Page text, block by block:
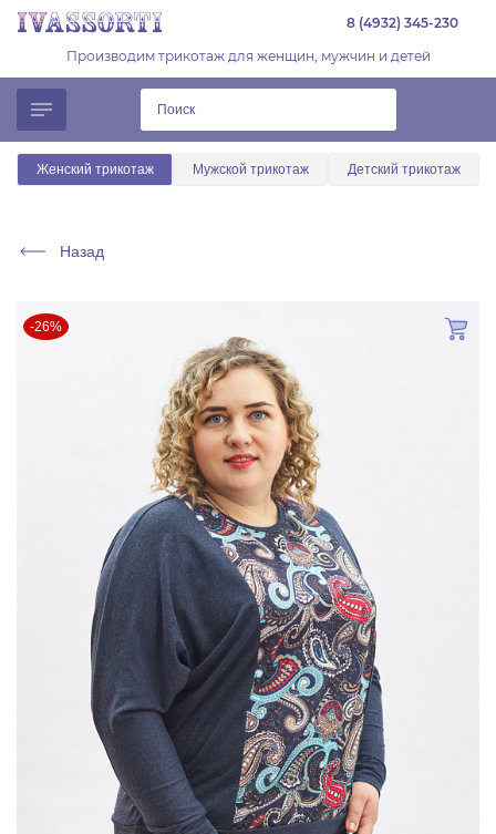
8 (4932) 345-230
Производим трикотаж для женщин, мужчин и детей
Женский трикотаж Мужской трикотаж Детский трикотаж
Назад
-26%